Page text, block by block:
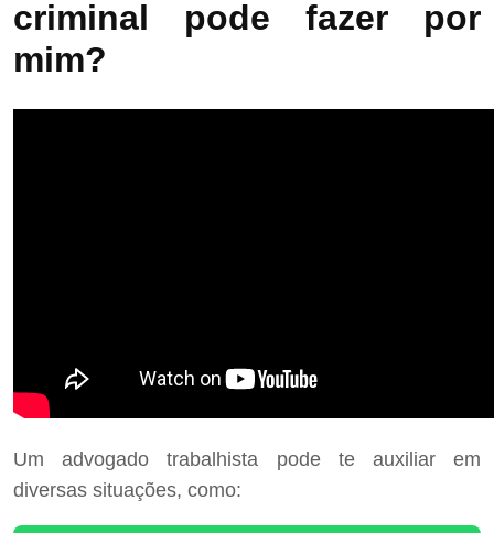
criminal pode fazer por
mim?
Um advogado trabalhista pode te auxiliar em
diversas situações, como: